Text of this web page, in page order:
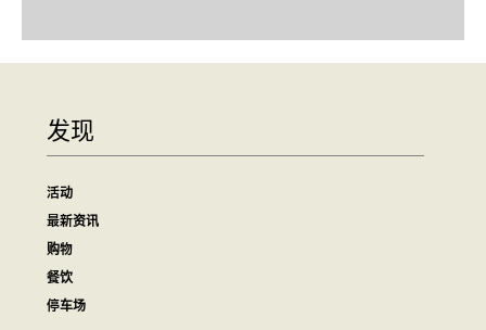
发现
活动
最新资讯
购物
餐饮
停车场